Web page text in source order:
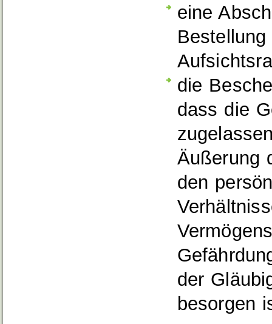
eine
die
dass die
Äußerung
den
der
besorgen